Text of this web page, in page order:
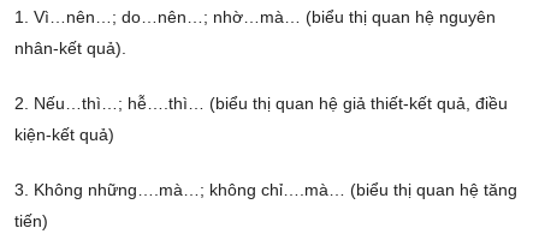
1. Vì…nên…; do…nên…; nhờ…mà… (biểu thị quan hệ nguyên
nhân-kết quả).
2. Nếu…thì…; hễ….thì… (biểu thị quan hệ giả thiết-kết quả, điều
kiện-kết quả)
3. Không những….mà…; không chỉ….mà… (biểu thị quan hệ tăng
tiến)